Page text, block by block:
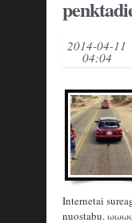
2014-04-11
04:04
Internetai
nuostabu.